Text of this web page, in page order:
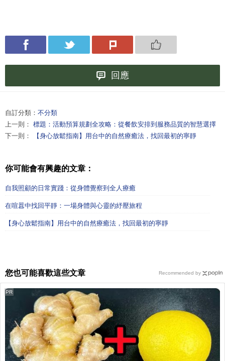
回應
自訂分類： 不分類
上一則： 標題：活動預算規劃全攻略：從餐飲安排到服務品質的智慧選擇
下一則：
【身心放鬆指南】用台中的自然療癒法，找回最初的寧靜
你可能會有興趣的文章：
自我照顧的日常實踐：從身體覺察到全人療癒
在喧囂中找回平靜：一場身體與心靈的紓壓旅程
【身心放鬆指南】用台中的自然療癒法，找回最初的寧靜
您也可能喜歡這些文章
PR
Recommended by